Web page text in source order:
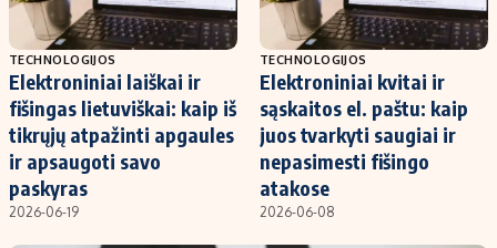
TECHNOLOGIJOS
Elektroniniai laiškai ir
fišingas lietuviškai: kaip iš
tikrųjų atpažinti apgaules
ir apsaugoti savo
paskyras
2026-06-19
TECHNOLOGIJOS
Elektroniniai kvitai ir
sąskaitos el. paštu: kaip
juos tvarkyti saugiai ir
nepasimesti fišingo
atakose
2026-06-08